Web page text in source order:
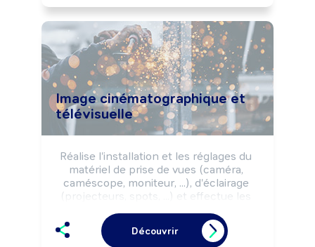
Peut concevoir les lumières d'un
spectacle.
Peut coordonner une équipe.
Image cinématographique et
télévisuelle
Réalise l'installation et les réglages du
matériel de prise de vues (caméra,
caméscope, moniteur, ...), d'éclairage
(projecteurs, spots, ...) et effectue les
séquences de tournages, de spectacles
selon les impératifs de la production
Découvrir